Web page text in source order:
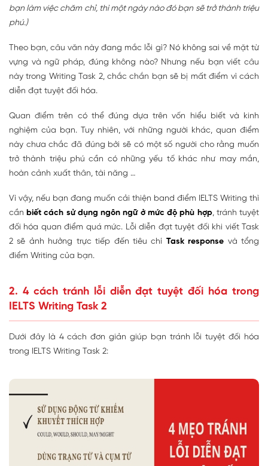
bạn làm việc chăm chỉ, thì một ngày nào đó bạn sẽ trở thành triệu
phú.)
Theo bạn, câu văn này đang mắc lỗi gì? Nó không sai về mặt từ
vựng và ngữ pháp, đúng không nào? Nhưng nếu bạn viết câu
này trong Writing Task 2, chắc chắn bạn sẽ bị mất điểm vì cách
diễn đạt tuyệt đối hóa.
Quan điểm trên có thể đúng dựa trên vốn hiểu biết và kinh
nghiệm của bạn. Tuy nhiên, với những người khác, quan điểm
này chưa chắc đã đúng bởi sẽ có một số người cho rằng muốn
trở thành triệu phú cần có những yếu tố khác như may mắn,
hoàn cảnh xuất thân, tài năng …
Vì vậy, nếu bạn đang muốn cải thiện band điểm IELTS Writing thì
cầnbiết cách sử dụng ngôn ngữ ở mức độ phù hợp, tránh tuyệt
đối hóa quan điểm quá mức. Lỗi diễn đạt tuyệt đối khi viết Task
2 sẽ ảnh hưởng trực tiếp đến tiêu chí Task response và tổng
điểm Writing của bạn.
2. 4 cách tránh lỗi diễn đạt tuyệt đối hóa trong
IELTS Writing Task 2
Dưới đây là 4 cách đơn giản giúp bạn tránh lỗi tuyệt đối hóa
trong IELTS Writing Task 2: